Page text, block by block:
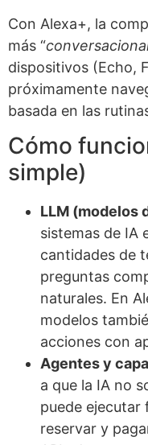
Con Alexa+, la
más “
dispositivos (Echo,
próximamente
basada en las
Cómo
simple)
LLM (modelos
sistemas de IA
cantidades de
preguntas
naturales. En
modelos
acciones con
Agentes y
a que la IA no
puede ejecutar
reservar y